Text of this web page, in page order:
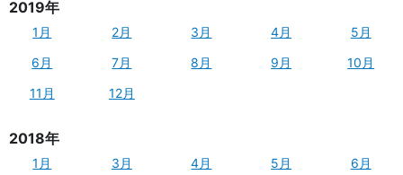
2019年
1月 2月 3月 4月
5月
6月
7月 8月 9月
10月
11月
12月
2018年
1月 3月 4月 5月
6月